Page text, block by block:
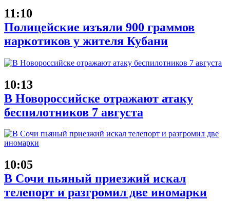
11:10
Полицейские изъяли 900 граммов
наркотиков у жителя Кубани
10:13
В Новороссийске отражают атаку
беспилотников 7 августа
10:05
В Сочи пьяный приезжий искал
телепорт и разгромил две иномарки